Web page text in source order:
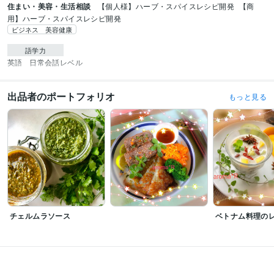
住まい・美容・生活相談 【個人様】ハーブ・スパイスレシピ開発
【商
用】ハーブ・スパイスレシピ開発
ビジネス 美容健康
語学力
英語 日常会話レベル
出品者のポートフォリオ もっと見る
チェルムラソース ベトナム料理の